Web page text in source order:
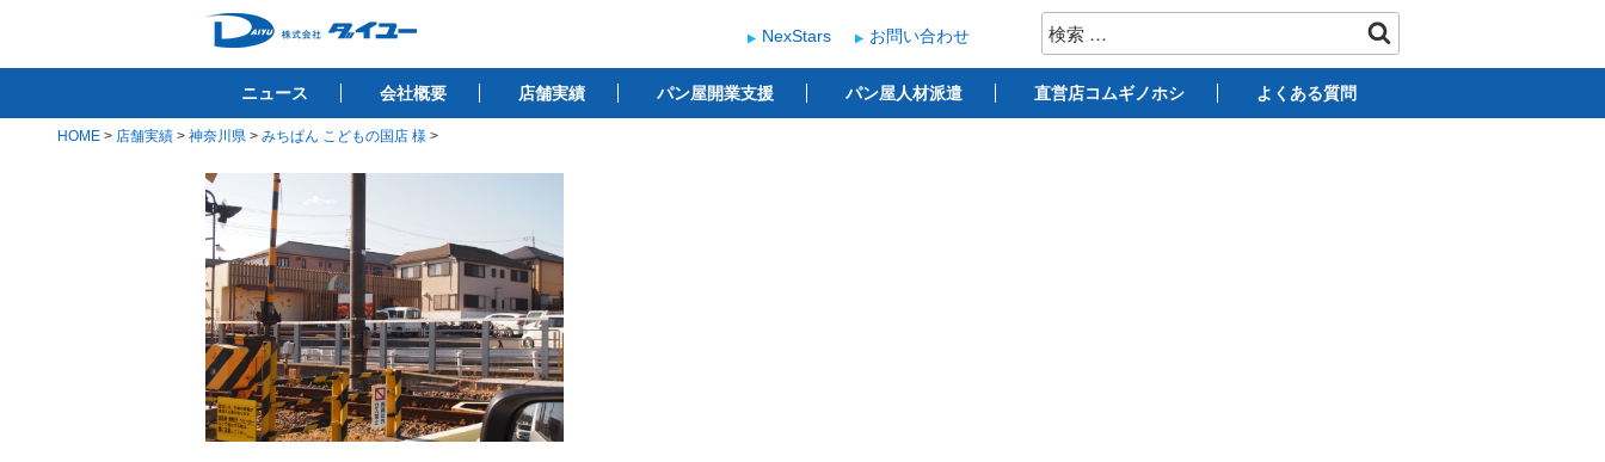
テ
株式会社ダイユー
1200件以上の開業サポート実績！！ ベーカリー開業支援
検
索:
NexStars お問い合わせ
ニュース 会社概要 店舗実績 パン屋開業支援 パン屋人材派遣 直営店コムギノホシ よくある質問
HOME > 店舗実績 > 神奈川県 > みちぱん こどもの国店 様 >